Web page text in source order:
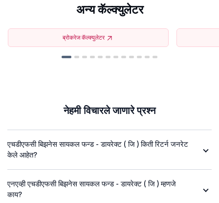
अन्य कॅल्क्युलेटर
ब्रोकरेज कॅल्क्युलेटर
नेहमी विचारले जाणारे प्रश्न
एचडीएफसी बिझनेस सायकल फन्ड - डायरेक्ट ( जि ) किती रिटर्न जनरेट
केले आहेत?
एनएव्ही एचडीएफसी बिझनेस सायकल फन्ड - डायरेक्ट ( जि ) म्हणजे
काय?